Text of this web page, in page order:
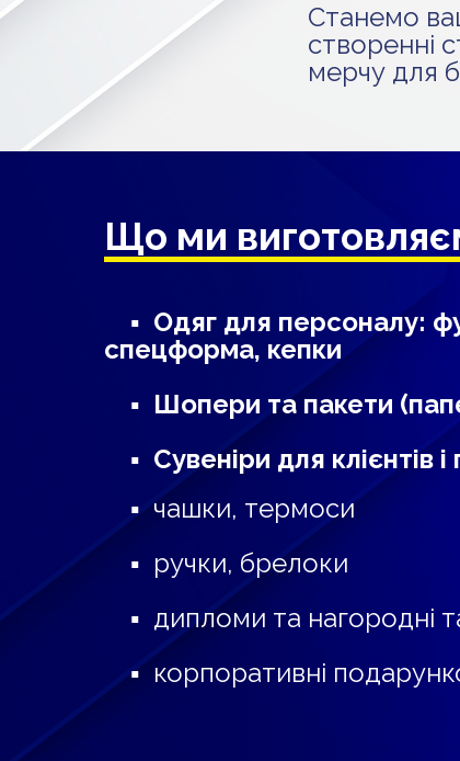
Станемо
створенні
мерчу для
Що ми
▪ Одяг для персоналу:
спецформа, кепки
▪ Шопери та пакети
▪ Сувеніри для клієнтів і
▪ чашки, термоси
▪ ручки, брелоки
▪ дипломи та нагородні
▪ корпоративні